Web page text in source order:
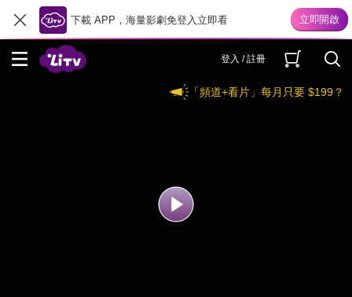
下載 APP，海量影劇免登入立即看
登入 / 註冊
「頻道+看片」每月只要 $199？